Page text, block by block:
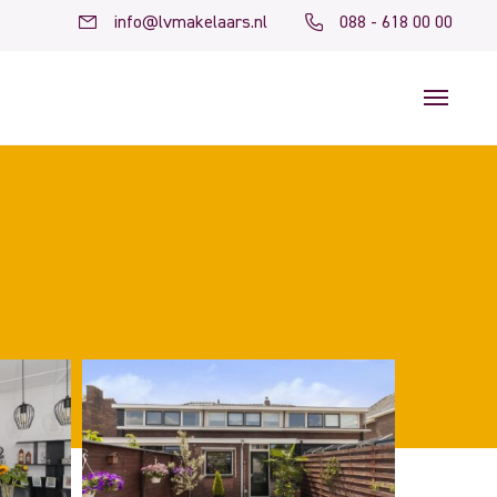
info@lvmakelaars.nl 088 - 618 00 00